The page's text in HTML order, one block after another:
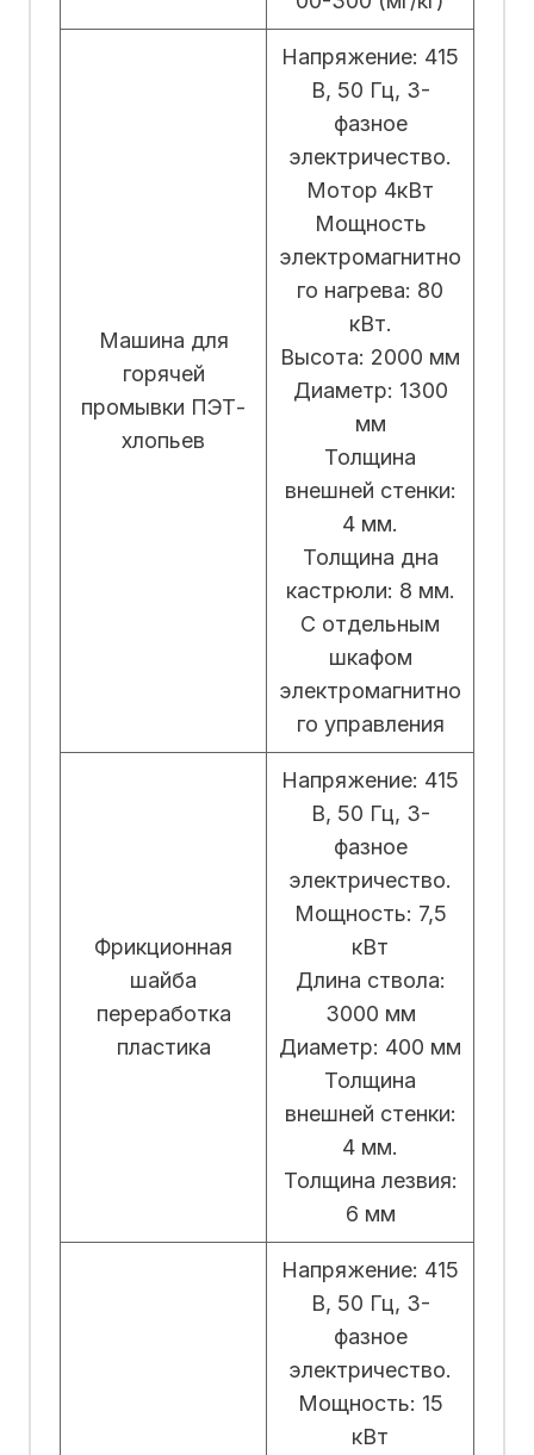
Машина для
горячей
промывки ПЭТ-
хлопьев
Напряжение: 415
В, 50 Гц, 3-
фазное
электричество.
Мотор 4кВт
Мощность
электромагнитно
го нагрева: 80
кВт.
Высота: 2000 мм
Диаметр: 1300
мм
Толщина
внешней стенки:
4 мм.
Толщина дна
кастрюли: 8 мм.
С отдельным
шкафом
электромагнитно
го управления
Фрикционная
шайба
переработка
пластика
Напряжение: 415
В, 50 Гц, 3-
фазное
электричество.
Мощность: 7,5
кВт
Длина ствола:
3000 мм
Диаметр: 400 мм
Толщина
внешней стенки:
4 мм.
Толщина лезвия:
6 мм
Напряжение: 415
В, 50 Гц, 3-
фазное
электричество.
Мощность: 15
кВт